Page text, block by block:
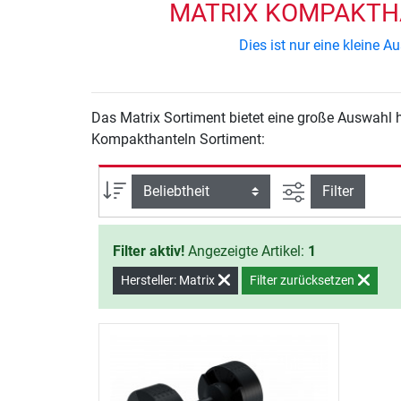
MATRIX
Dies ist nur eine kleine
Das Matrix Sortiment bietet eine große Auswahl
Kompakthanteln Sortiment:
Sortierung Ansicht filtern
Filter
Filter aktiv! Angezeigte Artikel: 1
Hersteller: Matrix Filter zurücksetzen